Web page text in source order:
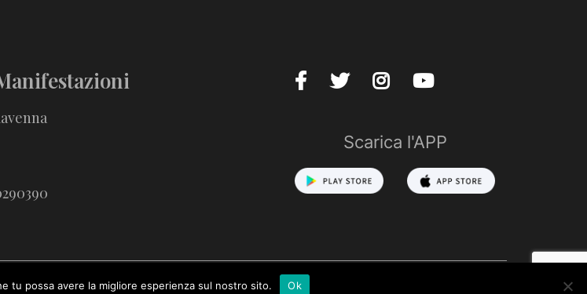
Scarica l'APP
Ravenna Manifestazioni
tu possa avere la migliore esperienza sul nostro sito. Ok